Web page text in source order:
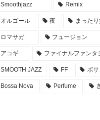
Smoothjazz Remix
オルゴール 夜 まった
ロマサガ フュージョン
アコギ ファイナルファンタ
SMOOTH JAZZ FF ボ
Bossa Nova Perfume